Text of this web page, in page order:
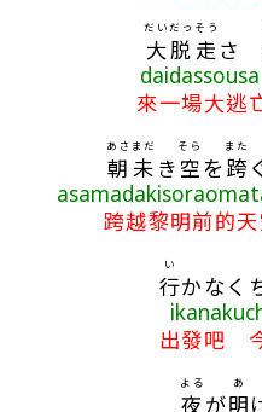
大脱走
だいだっそう
さ
來一場大
朝
あさ
未
まだ
き 空
そら
を 跨
また
跨越黎明前的
行
い
かなく
出發吧
夜
よる
が明
あ